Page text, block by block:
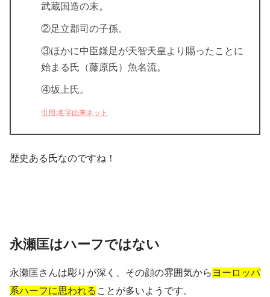
武蔵国造の末。
②足立郡司の子孫。
③ほかに中臣鎌足が天智天皇より賜ったことに
始まる氏（藤原氏）魚名流。
④坂上氏。
引用:名字由来ネット
歴史ある氏なのですね！
永瀬匡はハーフではない
永瀬匡さんは彫りが深く、その顔の雰囲気から ヨーロッパ
系ハーフに思われる ことが多いようです。